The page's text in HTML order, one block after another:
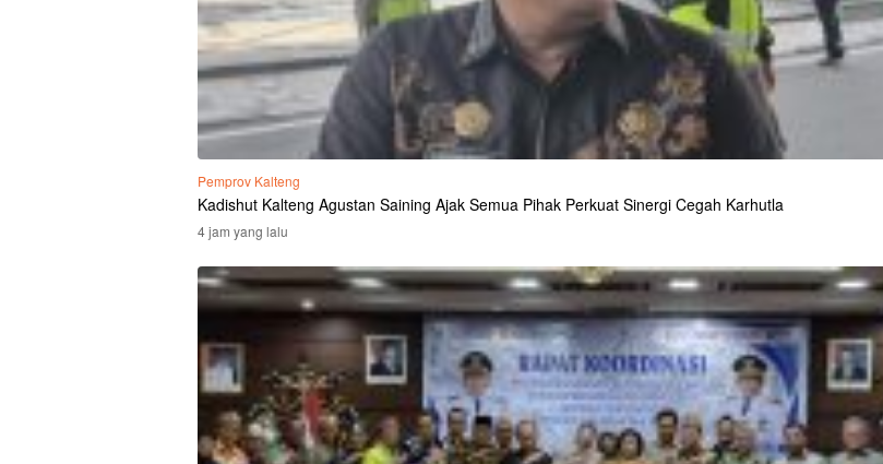
Pemprov Kalteng
Kadishut Kalteng Agustan Saining Ajak Semua Pihak Perkuat Sinergi Cegah Karhutla
4 jam yang lalu